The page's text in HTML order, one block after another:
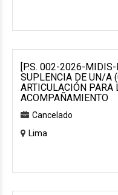
[P.S. 002-2026-
SUPLENCIA DE UN/A
ARTICULACIÓN PARA
ACOMPAÑAMIENTO
Cancelado
Lima